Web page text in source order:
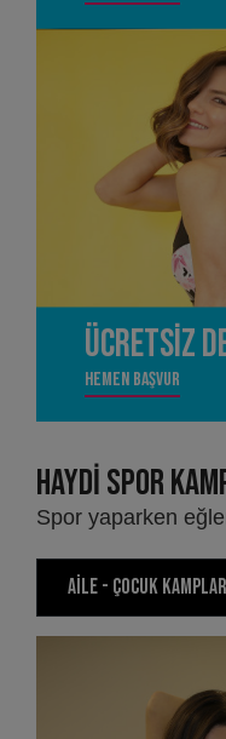
Ücretsiz
Hemen Başvur
HAYDİSPOR
Spor yaparken
Aile - Çocuk